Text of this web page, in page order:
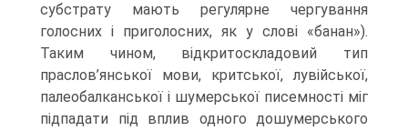
субстрату мають регулярне чергування
голосних і приго­лосних, як у слові «банан»).
Таким чином, відкритоскладовий тип
праслов’янської мови, критської, лувійської,
палеобалканської і шумерської писемності міг
підпа­дати під вплив одного дошумерського